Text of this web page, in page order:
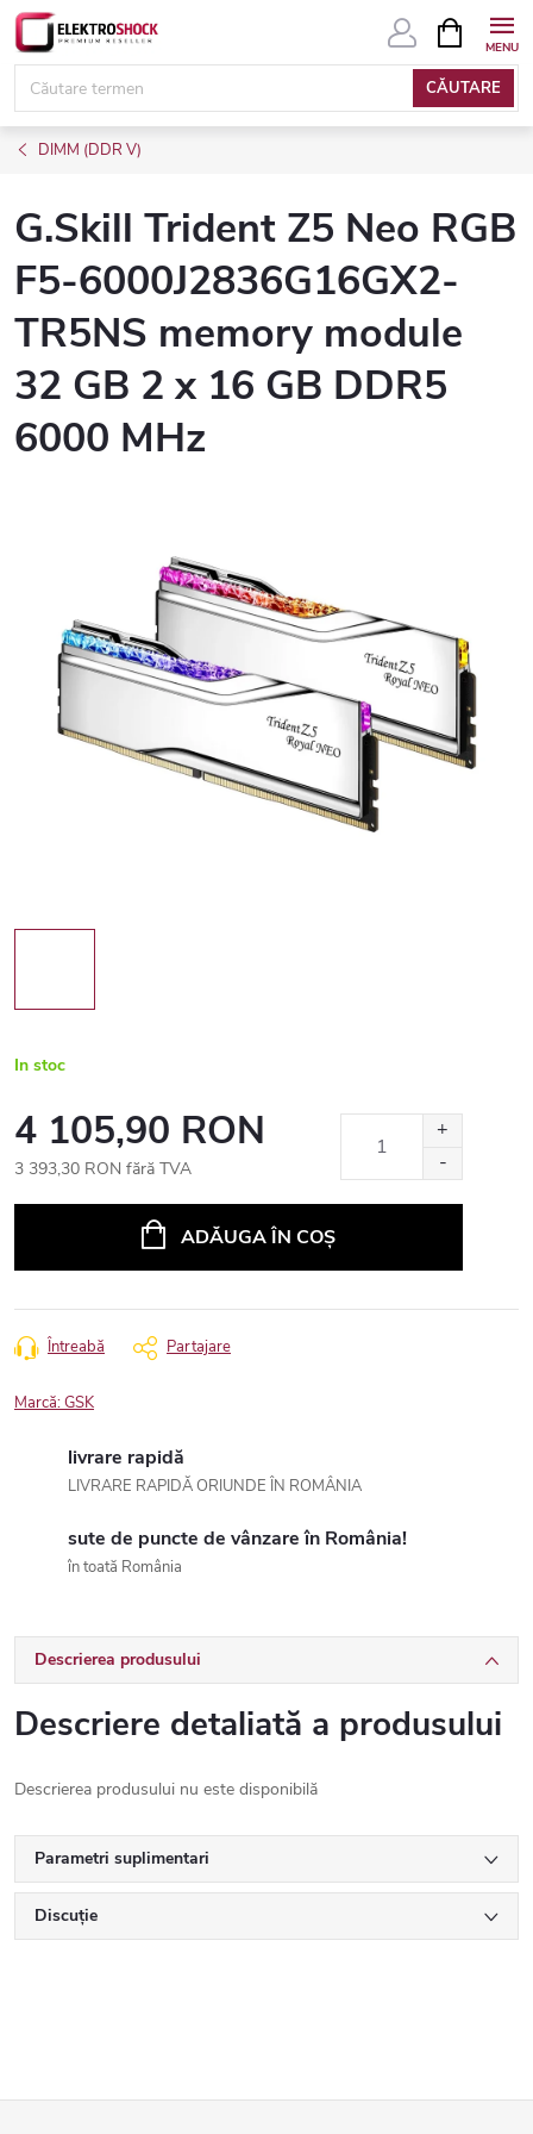
Treci
conținut
CĂUTARE
COŞ
DE
DIMM (DDR V)
G.Skill Trident Z5 Neo RGB
F5-6000J2836G16GX2-
TR5NS memory module
32 GB 2 x 16 GB DDR5
6000 MHz
In stoc
4 105,90 RON
3 393,30 RON fără TVA
ADĂUGA ÎN COŞ
Întreabă Partajare
Marcă:GSK
livrare rapidă
LIVRARE RAPIDĂ ORIUNDE ÎN ROMÂNIA
sute de puncte de vânzare în România!
în toată România
Descrierea produsului
Descriere detaliată a produsului
Descrierea produsului nu este disponibilă
Parametri suplimentari
Discuţie